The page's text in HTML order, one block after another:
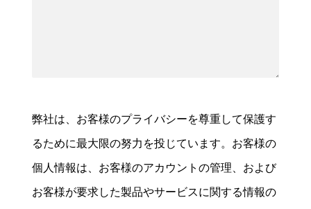
弊社は、お客様のプライバシーを尊重して保護す
るために最大限の努力を投じています。お客様の
個人情報は、お客様のアカウントの管理、および
お客様が要求した製品やサービスに関する情報の